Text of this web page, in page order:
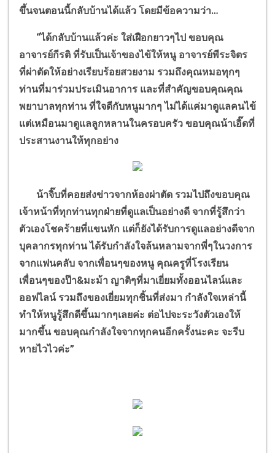
ขึ้นจนตอนนี้กลับบ้านได้แล้ว โดยมีข้อความว่า…
“ได้กลับบ้านแล้วค่ะ ใส่เฝือกยาวๆไป ขอบคุณ
อาจารย์กีรติ ที่รับเป็นเจ้าของไข้ให้หนู อาจารย์พีระจิตร
ที่ผ่าตัดให้อย่างเรียบร้อยสวยงาม รวมถึงคุณหมอทุกๆ
ท่านที่มาร่วมประเมินอาการ และที่สำคัญขอบคุณคุณ
พยาบาลทุกท่าน ที่ใจดีกับหนูมากๆ ไม่ได้แค่มาดูแลคนไข้
แต่เหมือนมาดูแลลูกหลานในครอบครัว ขอบคุณน้าเอิ๊ดที่
ประสานงานให้ทุกอย่าง
น้าจิ๊บที่คอยส่งข่าวจากห้องผ่าตัด รวมไปถึงขอบคุณ
เจ้าหน้าที่ทุกท่านทุกฝ่ายที่ดูแลเป็นอย่างดี จากที่รู้สึกว่า
ตัวเองโชคร้ายที่แขนหัก แต่ก็ยังได้รับการดูแลอย่างดีจาก
บุคลากรทุกท่าน ได้รับกำลังใจล้นหลามจากพี่ๆในวงการ
จากแฟนคลับ จากเพื่อนๆของหนู คุณครูที่โรงเรียน
เพื่อนๆของป๊า&มะม้า ญาติๆที่มาเยี่ยมทั้งออนไลน์และ
ออฟไลน์ รวมถึงของเยี่ยมทุกชิ้นที่ส่งมา กำลังใจเหล่านี้
ทำให้หนูรู้สึกดีขึ้นมากๆเลยค่ะ ต่อไปจะระวังตัวเองให้
มากขึ้น ขอบคุณกำลังใจจากทุกคนอีกครั้งนะคะ จะรีบ
หายไวไวค่ะ”